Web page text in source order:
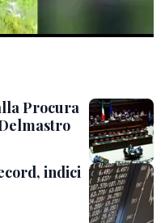
Procura
indici